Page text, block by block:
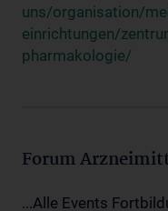
uns/organisation/
einrichtungen/
pharmakologie/
Forum
...Alle Events